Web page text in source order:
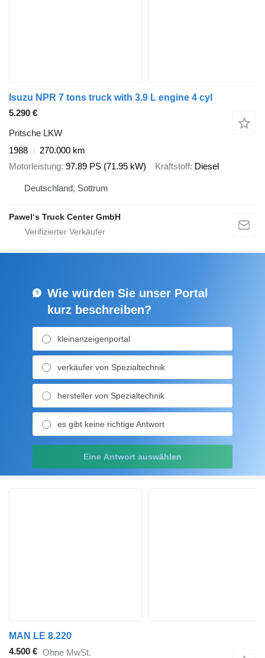
Isuzu NPR 7 tons truck with 3.9 L engine 4 cyl
5.290 €
Pritsche LKW
1988
270.000 km
Motorleistung 97.89 PS (71.95 kW) Kraftstoff Diesel
Deutschland, Sottrum
Pawel‘s Truck Center GmbH
Wie würden Sie unser Portal
kurz beschreiben?
kleinanzeigenportal
verkäufer von Spezialtechnik
hersteller von Spezialtechnik
es gibt keine richtige Antwort
Eine Antwort auswählen
MAN LE 8.220
4.500 € Ohne MwSt.